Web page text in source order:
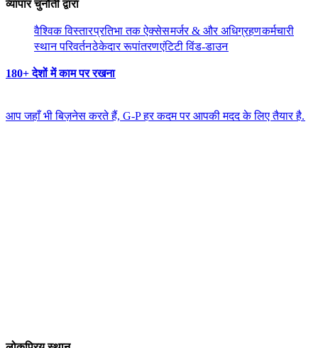
व्यापार चुनौती द्वारा​​
वैश्विक विस्तार​​प्रतिभा तक ऐक्सेस​​मर्जर & और अधिग्रहण​​कर्मचारी
स्थान परिवर्तन​​ठेकेदार रूपांतरण​​एंटिटी विंड-डाउन​​
180+ देशों में काम पर रखना​​
आप जहाँ भी बिज़नेस करते हैं, G-P हर कदम पर आपकी मदद के लिए तैयार है.​​